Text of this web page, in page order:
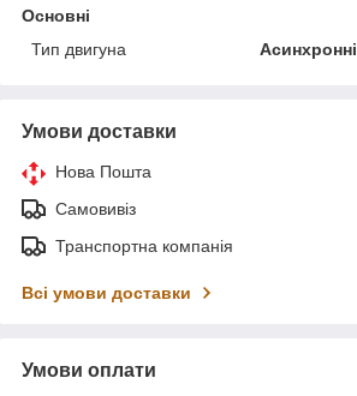
Основні
Тип двигуна
Асинхронні
Умови доставки
Нова Пошта
Самовивіз
Транспортна компанія
Всі умови доставки
Умови оплати